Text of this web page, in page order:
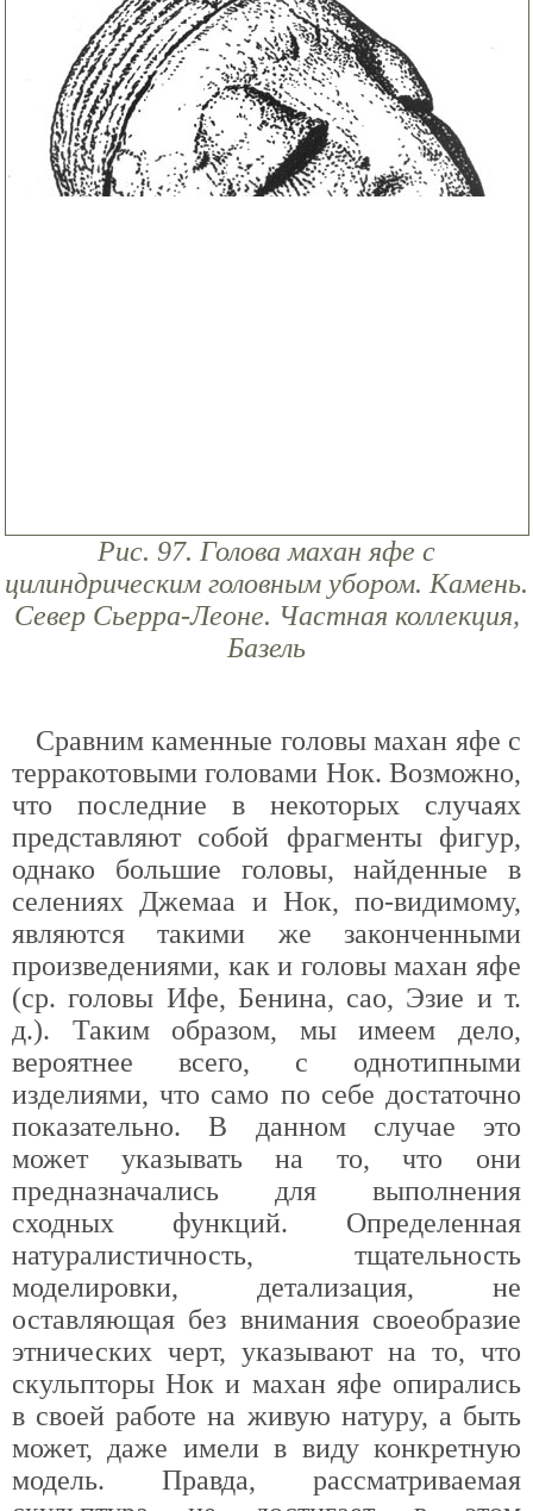
Рис. 97. Голова махан яфе с
цилиндрическим головным убором. Камень.
Север Сьерра-Леоне. Частная коллекция,
Базель
Сравним каменные головы махан яфе с
терракотовыми головами Нок. Возможно,
что последние в некоторых случаях
представляют собой фрагменты фигур,
однако большие головы, найденные в
селениях Джемаа и Нок, по-видимому,
являются такими же законченными
произведениями, как и головы махан яфе
(ср. головы Ифе, Бенина, сао, Эзие и т.
д.). Таким образом, мы имеем дело,
вероятнее всего, с однотипными
изделиями, что само по себе достаточно
показательно. В данном случае это
может указывать на то, что они
предназначались для выполнения
сходных функций. Определенная
натуралистичность, тщательность
моделировки, детализация, не
оставляющая без внимания своеобразие
этнических черт, указывают на то, что
скульпторы Нок и махан яфе опирались
в своей работе на живую натуру, а быть
может, даже имели в виду конкретную
модель. Правда, рассматриваемая